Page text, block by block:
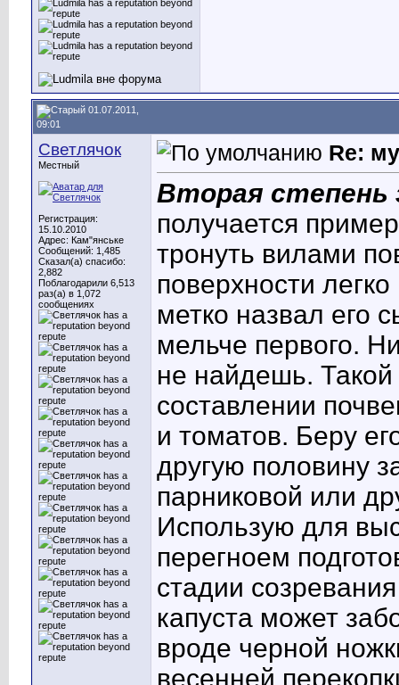
01.07.2011,
09:01
Светлячок
Местный
Регистрация:
15.10.2010
Адрес: Кам"янське
Сообщений: 1,485
Сказал(а) спасибо:
2,882
Поблагодарили 6,513
раз(а) в 1,072
сообщениях
Re:
Вторая степень
получается
тронуть вилами
поверхности
метко назвал его
мельче первого.
не найдешь. Такой
составлении
и томатов. Беру
другую половину
парниковой или
Использую для
перегноем
стадии
капуста может
вроде черной
весенней